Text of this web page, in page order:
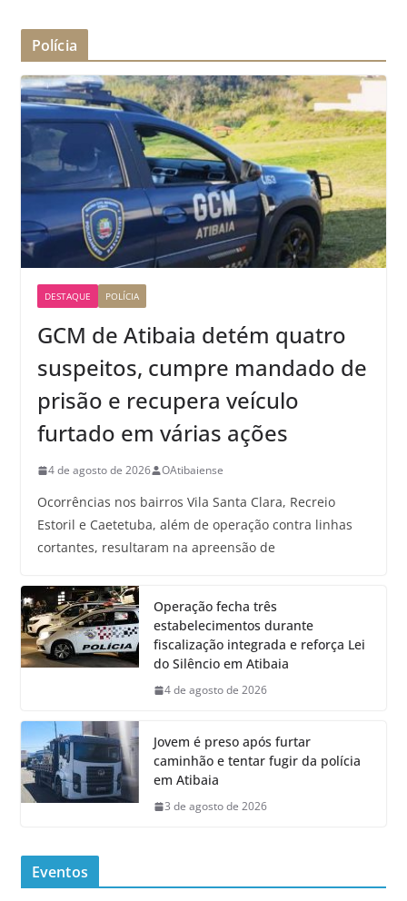
Polícia
DESTAQUE POLÍCIA
GCM de Atibaia detém quatro
suspeitos, cumpre mandado de
prisão e recupera veículo
furtado em várias ações
4 de agosto de 2026 OAtibaiense
Ocorrências nos bairros Vila Santa Clara, Recreio
Estoril e Caetetuba, além de operação contra linhas
cortantes, resultaram na apreensão de
Operação fecha três
estabelecimentos durante
fiscalização integrada e reforça Lei
do Silêncio em Atibaia
4 de agosto de 2026
Jovem é preso após furtar
caminhão e tentar fugir da polícia
em Atibaia
3 de agosto de 2026
Eventos